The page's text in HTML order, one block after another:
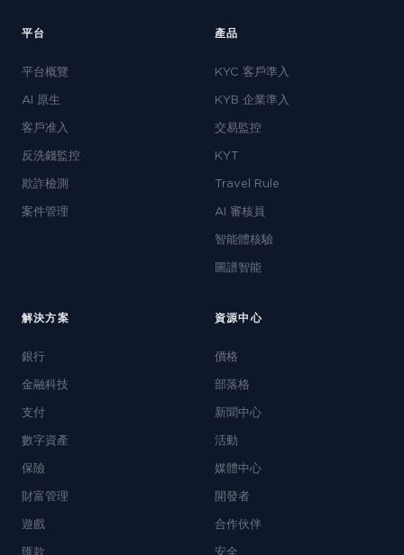
平台
平台概覽
AI 原生
客戶准入
反洗錢監控
欺詐檢測
案件管理
產品
KYC 客戶準入
KYB 企業準入
交易監控
KYT
Travel Rule
AI 審核員
智能體核驗
圖譜智能
解決方案
銀行
金融科技
支付
數字資產
保險
財富管理
遊戲
資源中心
價格
部落格
新聞中心
活動
媒體中心
開發者
合作伙伴